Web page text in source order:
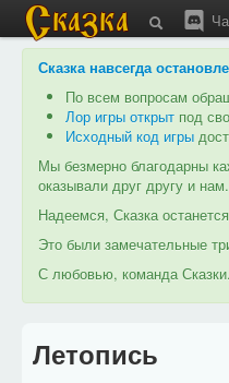
Сказка навсегда
По всем вопросам
Лор игры открыт под
Исходный код игры
Мы безмерно благодарны
оказывали друг другу и нам.
Надеемся, Сказка
Это были замечательные
С любовью, команда Сказки.
Летопись